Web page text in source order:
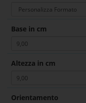
Base in cm
Altezza in cm
Orientamento